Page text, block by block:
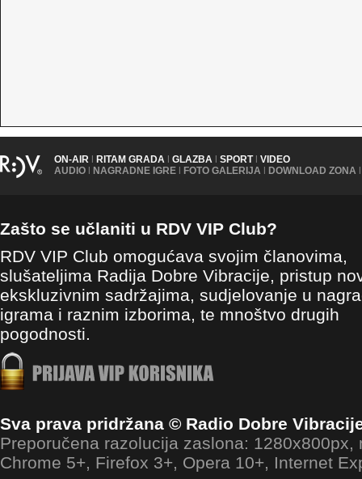
ON-AIR | RITAM GRADA | GLAZBA | SPORT | VIDEO
AUDIO | NAGRADNE IGRE | FOTO GALERIJA | DOWNLOAD ZONA |
Zašto se učlaniti u RDV VIP Club?
RDV VIP Club omogućava svojim članovima,
slušateljima Radija Dobre Vibracije, pristup
ekskluzivnim sadržajima, sudjelovanje u
igrama i raznim izborima, te mnoštvo drugih
pogodnosti.
Sva prava pridržana © Radio Dobre
Preporučena razolucija zaslona: 1280x800px,
Chrome 5+, Firefox 3+, Opera 10+, Internet